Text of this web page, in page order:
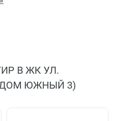
В ЖК УЛ.
ДОМ ЮЖНЫЙ 3)